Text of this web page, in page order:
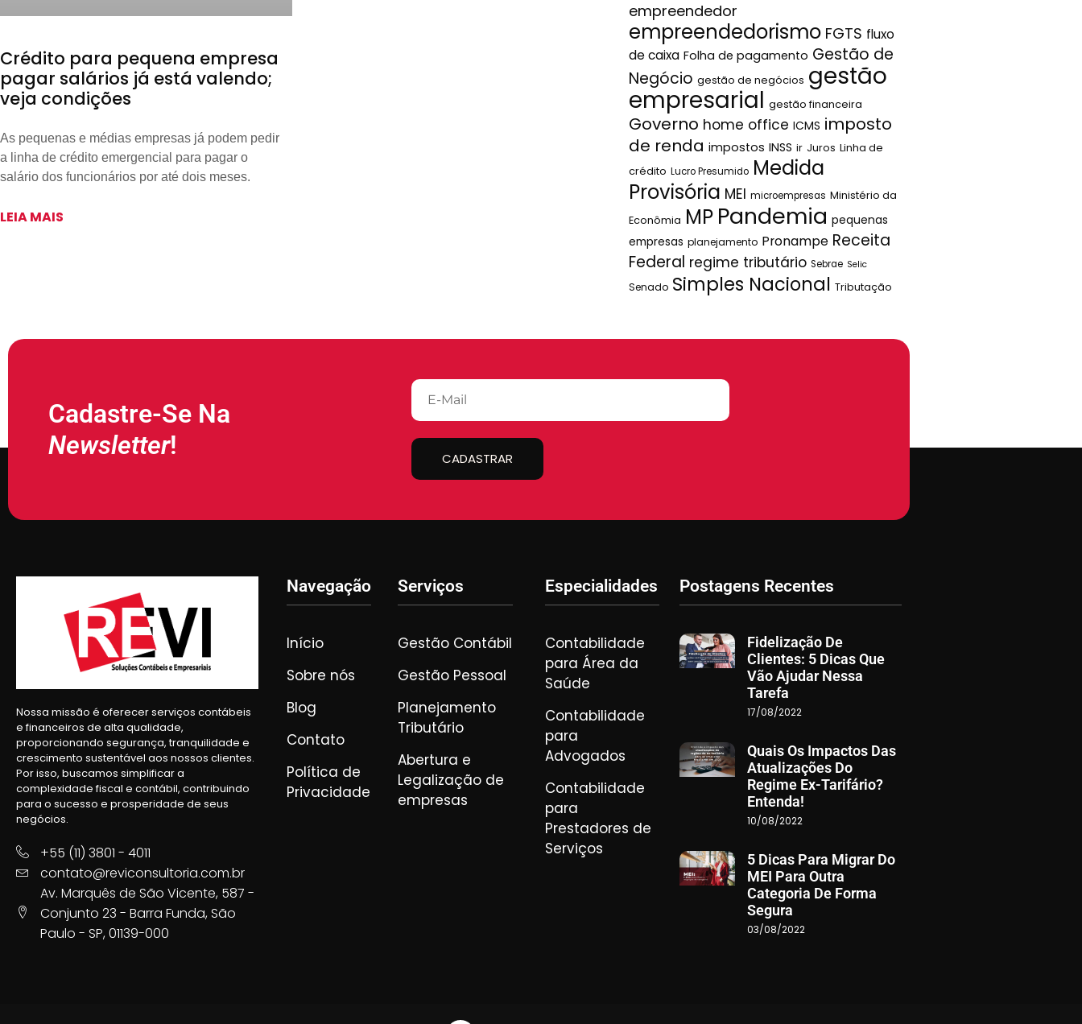
Crédito para pequena empresa
pagar salários já está valendo;
veja condições
As pequenas e médias empresas já podem pedir
a linha de crédito emergencial para pagar o
salário dos funcionários por até dois meses.
LEIA MAIS
empreendedor
empreendedorismo FGTS fluxo
de caixa Folha de pagamento Gestão de
Negócio gestão de negócios gestão
empresarial gestão financeira
Governo home office ICMS imposto
de renda impostos INSS ir Juros Linha de
crédito Lucro Presumido Medida
Provisória MEI microempresas Ministério da
Econômia MP Pandemia pequenas
empresas planejamento Pronampe Receita
Federal regime tributário Sebrae Selic
Senado Simples Nacional Tributação
Cadastre-Se Na
Newsletter! CADASTRAR
Nossa missão é oferecer serviços contábeis
e financeiros de alta qualidade,
proporcionando segurança, tranquilidade e
crescimento sustentável aos nossos clientes.
Por isso, buscamos simplificar a
complexidade fiscal e contábil, contribuindo
para o sucesso e prosperidade de seus
negócios.
+55 (11) 3801 - 4011
contato@reviconsultoria.com.br
Av. Marquês de São Vicente, 587 -
Conjunto 23 - Barra Funda, São
Paulo - SP, 01139-000
Navegação
Início
Sobre nós
Blog
Contato
Política de
Privacidade
Serviços
Gestão Contábil
Gestão Pessoal
Planejamento
Tributário
Abertura e
Legalização de
empresas
Especialidades
Contabilidade
para Área da
Saúde
Contabilidade
para
Advogados
Contabilidade
para
Prestadores de
Serviços
Postagens Recentes
Fidelização De
Clientes: 5 Dicas Que
Vão Ajudar Nessa
Tarefa
17/08/2022
Quais Os Impactos Das
Atualizações Do
Regime Ex-Tarifário?
Entenda!
10/08/2022
5 Dicas Para Migrar Do
MEI Para Outra
Categoria De Forma
Segura
03/08/2022